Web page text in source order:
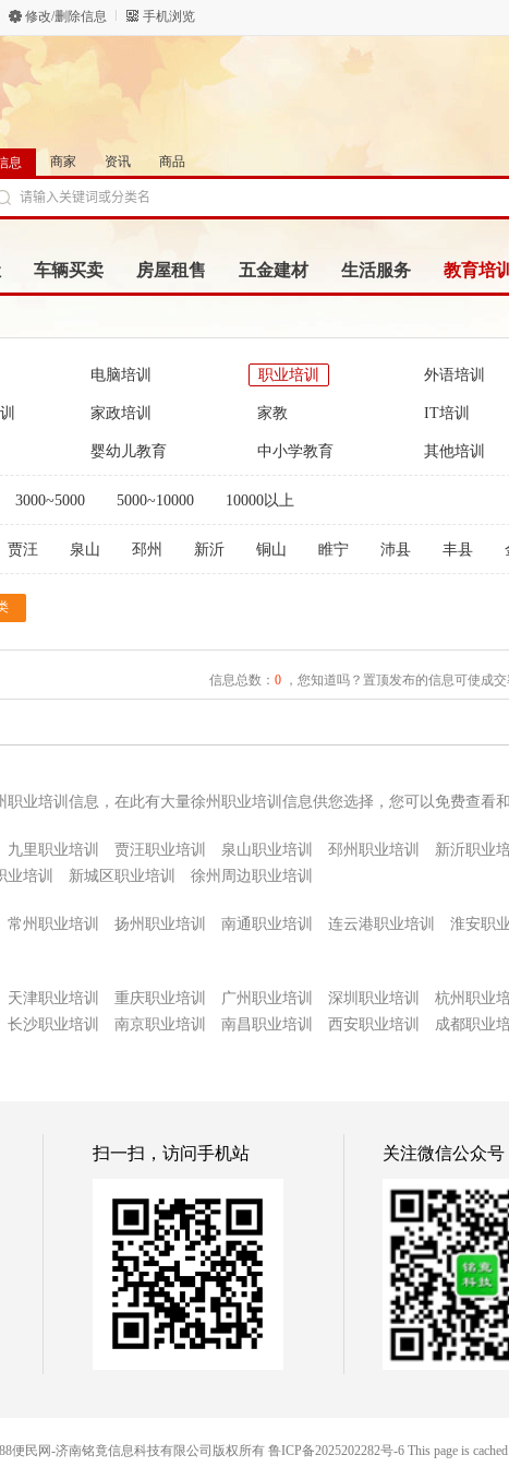
修改/删除信息 手机浏览
息 商家 资讯 商品
车辆买卖 房屋租售 五金建材 生活服务 教育培训
电脑培训 职业培训 外语培训
家政培训 家教 IT培训
婴幼儿教育 中小学教育 其他培训
3000~5000 5000~10000 10000以上
贾汪 泉山 邳州 新沂 铜山 睢宁 沛县 丰县
信息总数： 0，您知道吗？置顶发布的信息可使成交
业培训信息，在此有大量徐州职业培训信息供您选择，您可以免费查看
九里职业培训 贾汪职业培训 泉山职业培训 邳州职业培训 新沂职业培
培训 新城区职业培训 徐州周边职业培训
常州职业培训 扬州职业培训 南通职业培训 连云港职业培训 淮安职业
天津职业培训 重庆职业培训 广州职业培训 深圳职业培训 杭州职业培
长沙职业培训 南京职业培训 南昌职业培训 西安职业培训 成都职业培
扫一扫，访问手机站 关注微信公众号
便民网-济南铭竟信息科技有限公司版权所有 鲁ICP备2025202282号-6 This page is